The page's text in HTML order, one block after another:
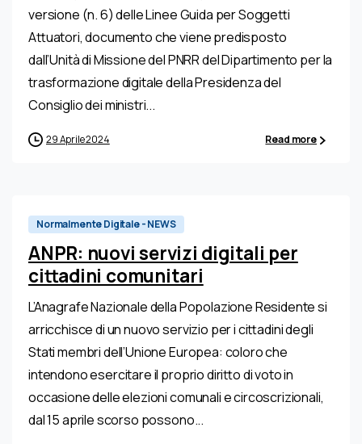
versione (n. 6) delle Linee Guida per Soggetti
Attuatori, documento che viene predisposto
dall’Unità di Missione del PNRR del Dipartimento per la
trasformazione digitale della Presidenza del
Consiglio dei ministri...
29 Aprile 2024 Read more
Normalmente Digitale - NEWS
ANPR: nuovi servizi digitali per
cittadini comunitari
L’Anagrafe Nazionale della Popolazione Residente si
arricchisce di un nuovo servizio per i cittadini degli
Stati membri dell’Unione Europea: coloro che
intendono esercitare il proprio diritto di voto in
occasione delle elezioni comunali e circoscrizionali,
dal 15 aprile scorso possono...